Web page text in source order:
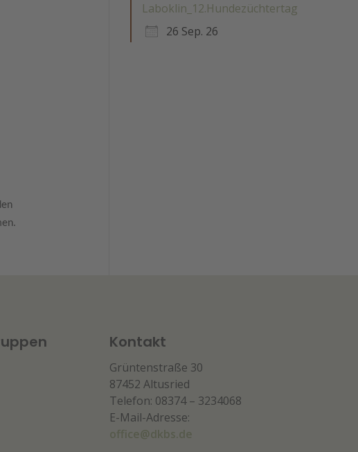
Laboklin_12.Hundezüchtertag
26 Sep. 26
Kontakt
Grüntenstraße 30
87452 Altusried
Telefon: 08374 – 3234068
E-Mail-Adresse:
office@dkbs.de